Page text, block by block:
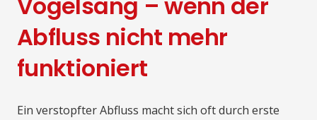
Abfluss nicht mehr
funktioniert
Ein verstopfter Abfluss macht sich oft durch erste